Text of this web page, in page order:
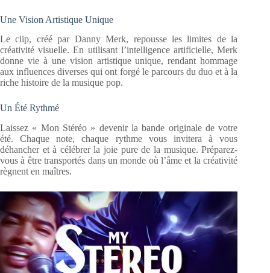
Une Vision Artistique Unique
Le clip, créé par Danny Merk, repousse les limites de la
créativité visuelle. En utilisant l’intelligence artificielle, Merk
donne vie à une vision artistique unique, rendant hommage
aux influences diverses qui ont forgé le parcours du duo et à la
riche histoire de la musique pop.
Un Été Rythmé
Laissez « Mon Stéréo » devenir la bande originale de votre
été. Chaque note, chaque rythme vous invitera à vous
déhancher et à célébrer la joie pure de la musique. Préparez-
vous à être transportés dans un monde où l’âme et la créativité
règnent en maîtres.